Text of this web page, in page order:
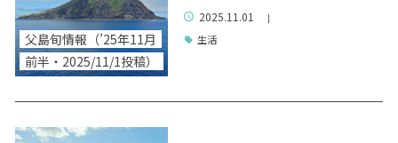
父島旬情報（’25年11月
前半・2025/11/1投稿）
2025.11.01 |
生活